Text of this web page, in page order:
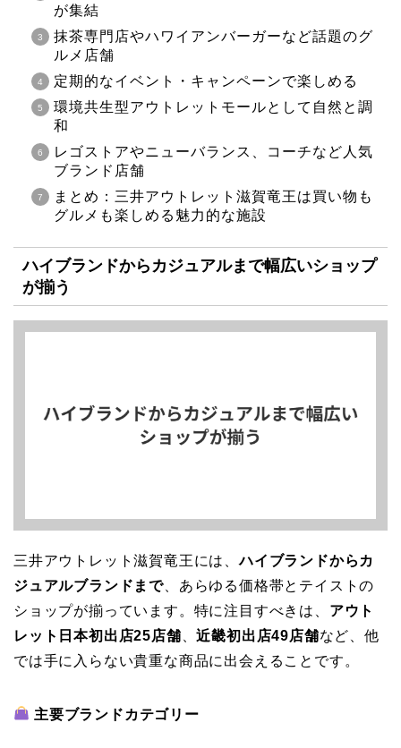
が集結
抹茶専門店やハワイアンバーガーなど話題のグ
ルメ店舗
定期的なイベント・キャンペーンで楽しめる
環境共生型アウトレットモールとして自然と調
和
レゴストアやニューバランス、コーチなど人気
ブランド店舗
まとめ：三井アウトレット滋賀竜王は買い物も
グルメも楽しめる魅力的な施設
ハイブランドからカジュアルまで幅広いショップ
が揃う
三井アウトレット滋賀竜王には、ハイブランドからカ
ジュアルブランドまで 、あらゆる価格帯とテイストの
ショップが揃っています。特に注目すべきは、 アウト
レット日本初出店25店舗 、近畿初出店49店舗など、他
では手に入らない貴重な商品に出会えることです。
主要ブランドカテゴリー